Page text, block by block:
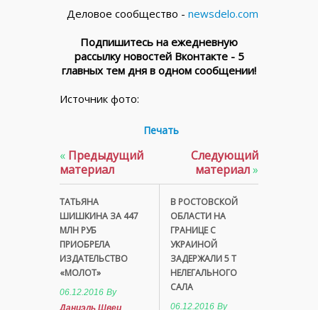
Деловое сообщество - newsdelo.com
Подпишитесь на ежедневную
рассылку новостей Вконтакте - 5
главных тем дня в одном сообщении!
Источник фото:
Печать
« Предыдущий
материал
ТАТЬЯНА
ШИШКИНА ЗА 447
МЛН РУБ
ПРИОБРЕЛА
ИЗДАТЕЛЬСТВО
«МОЛОТ»
06.12.2016 By
Даниэль Швец
Следующий
материал»
В РОСТОВСКОЙ
ОБЛАСТИ НА
ГРАНИЦЕ С
УКРАИНОЙ
ЗАДЕРЖАЛИ 5 Т
НЕЛЕГАЛЬНОГО
САЛА
06.12.2016 By